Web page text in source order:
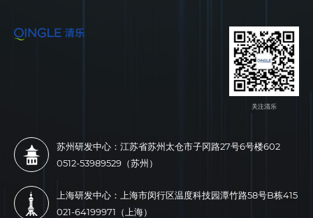
关注清乐
苏州研发中心：江苏省苏州太仓市子冈路27号6号楼602
0512-53989529（苏州）
上海研发中心：上海市闵行区温度科技园潭竹路58号B栋415
021-64199971（上海）